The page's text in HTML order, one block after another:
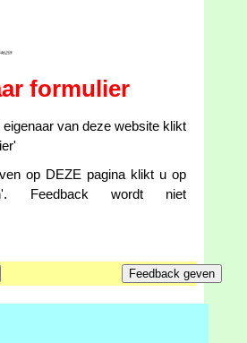
formulier
van deze website klikt
op DEZE pagina klikt u op
Feedback wordt niet